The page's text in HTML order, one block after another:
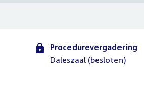
Procedurevergadering
Daleszaal (besloten)